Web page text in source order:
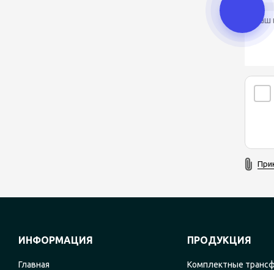
ИНФОРМАЦИЯ
Главная
ПРОДУКЦИЯ
Комплектные